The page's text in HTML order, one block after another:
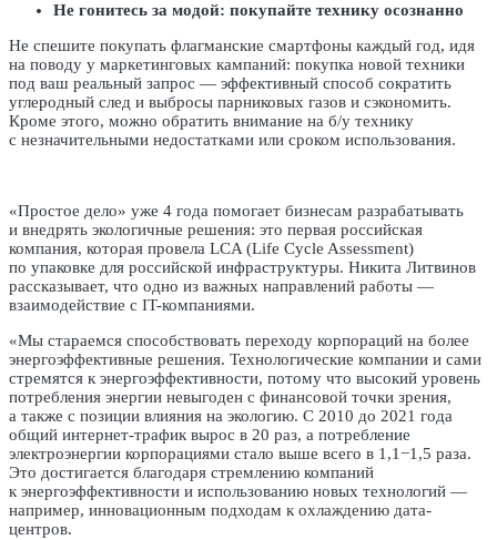
Не гонитесь за модой: покупайте технику осознанно
Не спешите покупать флагманские смартфоны каждый год, идя
на поводу у маркетинговых кампаний: покупка новой техники
под ваш реальный запрос — эффективный способ сократить
углеродный след и выбросы парниковых газов и сэкономить.
Кроме этого, можно обратить внимание на б/у технику
с незначительными недостатками или сроком использования.
«Простое дело» уже 4 года помогает бизнесам разрабатывать
и внедрять экологичные решения: это первая российская
компания, которая провела LCA (Life Cycle Assessment)
по упаковке для российской инфраструктуры. Никита Литвинов
рассказывает, что одно из важных направлений работы —
взаимодействие с IT-компаниями.
«Мы стараемся способствовать переходу корпораций на более
энергоэффективные решения. Технологические компании и сами
стремятся к энергоэффективности, потому что высокий уровень
потребления энергии невыгоден с финансовой точки зрения,
а также с позиции влияния на экологию. С 2010 до 2021 года
общий интернет-трафик вырос в 20 раз, а потребление
электроэнергии корпорациями стало выше всего в 1,1−1,5 раза.
Это достигается благодаря стремлению компаний
к энергоэффективности и использованию новых технологий —
например, инновационным подходам к охлаждению дата-
центров.